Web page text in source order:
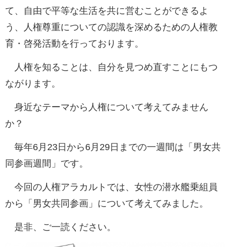
て、自由で平等な生活を共に営むことができるよ
う、人権尊重についての認識を深めるための人権教
育・啓発活動を行っております。
人権を知ることは、自分を見つめ直すことにもつ
ながります。
身近なテーマから人権について考えてみません
か？
毎年6月23日から6月29日までの一週間は「男女共
同参画週間」です。
今回の人権アラカルトでは、女性の潜水艦乗組員
から「男女共同参画」について考えてみました。
是非、ご一読ください。